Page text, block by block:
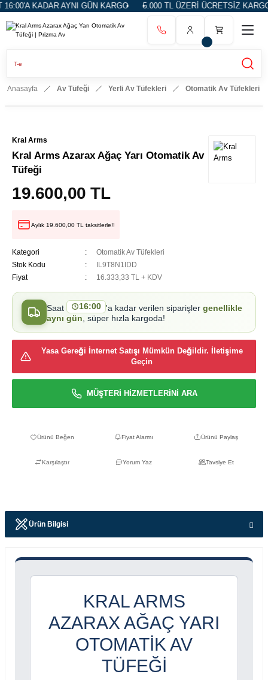
KADAR AYNI GÜN KARGO 5.000 TL ÜZERİ ÜCRETSİZ KARGO 14
Anasayfa Av Tüfeği Yerli Av Tüfekleri Otomatik Av Tüfekleri
Kral Arms
Kral Arms Azarax Ağaç Yarı Otomatik Av
Tüfeği
19.600,00 TL
Aylık 19.600,00 TL taksitlerle!!
Kategori
Otomatik Av Tüfekleri
Stok Kodu
IL9T8N1IDD
Fiyat
16.333,33 TL + KDV
Saat 16:00 'a kadar verilen siparişler genellikle
aynı gün, süper hızla kargoda!
Yasa Gereği İnternet Satışı Mümkün Değildir. İletişime
Geçin
MÜŞTERİ HİZMETLERİNİ ARA
Fiyat Alarmı Ürünü Paylaş
Karşılaştır Yorum Yaz Tavsiye Et
Ürün Bilgisi
KRAL ARMS
AZARAX AĞAÇ YARI
OTOMATIK AV
TÜFEĞI